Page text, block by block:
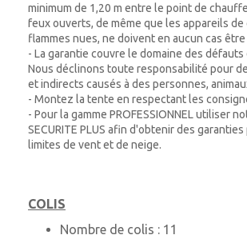
minimum de 1,20 m entre le point de
feux ouverts, de même que les appareils de
flammes nues, ne doivent en aucun cas
- La garantie couvre le domaine des
Nous déclinons toute responsabilité pour
et indirects causés à des personnes,
- Montez la tente en respectant les
- Pour la gamme PROFESSIONNEL utiliser
SECURITE PLUS afin d'obtenir des
limites de vent et de neige.
COLIS
Nombre de colis : 11